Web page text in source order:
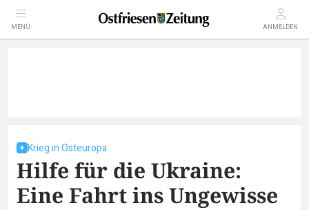
MENÜ ANMELDEN
Krieg in Osteuropa
Hilfe für die Ukraine:
Eine Fahrt ins Ungewisse